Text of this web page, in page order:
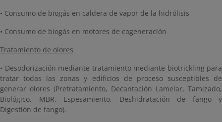
• Consumo de biogás en caldera de vapor de la hidrólisis
• Consumo de biogás en motores de cogeneración
Tratamiento de olores
• Desodorización mediante tratamiento mediante biotrickling para
tratar todas las zonas y edificios de proceso susceptibles de
generar olores (Pretratamiento, Decantación Lamelar, Tamizado,
Biológico, MBR, Espesamiento, Deshidratación de fango y
Digestión de fango).